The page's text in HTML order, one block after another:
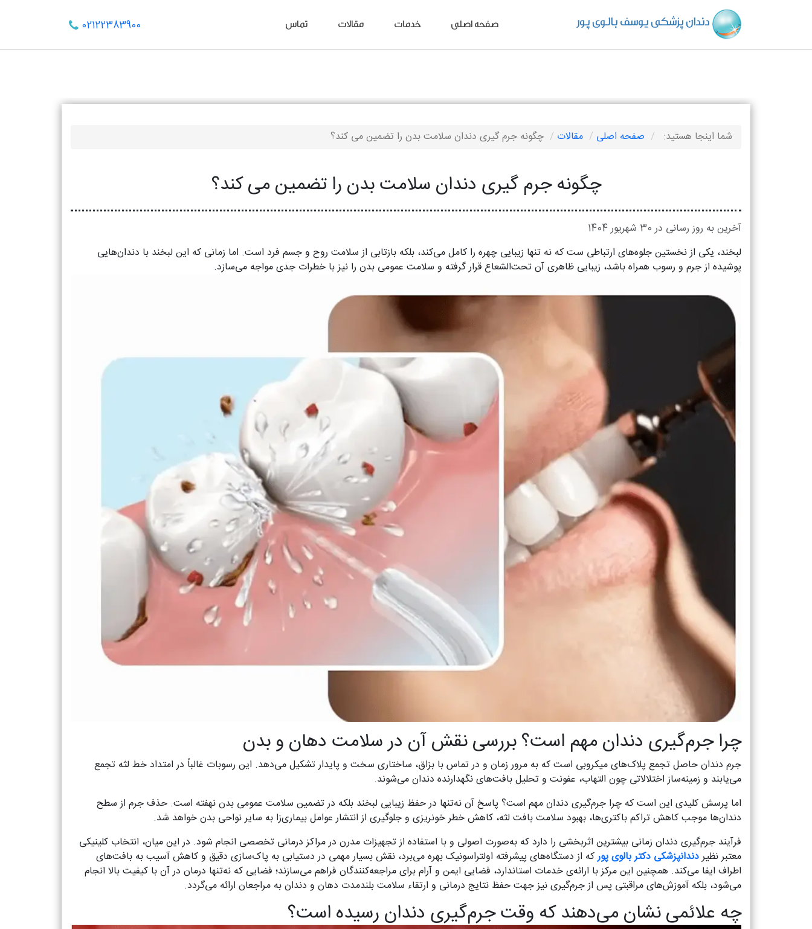
دندان پزشکی یوسف بالوی پور صفحه اصلی خدمات مقالات تماس 02122383900
شما اینجا هستید: صفحه اصلی مقالات چگونه جرم‌ گیری دندان سلامت بدن را تضمین می‌ کند؟
چگونه جرم‌ گیری دندان سلامت بدن را تضمین می‌ کند؟
آخرین به روز رسانی در 30 شهریور 1404
لبخند، یکی از نخستین جلوه‌های ارتباطی‌ ست که نه‌ تنها زیبایی چهره را کامل می‌کند، بلکه بازتابی از سلامت روح و جسم فرد است. اما زمانی که این لبخند با دندان‌هایی
پوشیده از جرم و رسوب همراه باشد، زیبایی ظاهری آن تحت‌الشعاع قرار گرفته و سلامت عمومی بدن را نیز با خطرات جدی مواجه می‌سازد.
چرا جرم‌گیری دندان مهم است؟ بررسی نقش آن در سلامت دهان و بدن
جرم دندان حاصل تجمع پلاک‌های میکروبی است که به مرور زمان و در تماس با بزاق، ساختاری سخت و پایدار تشکیل می‌دهد. این رسوبات غالباً در امتداد خط لثه تجمع
می‌یابند و زمینه‌ساز اختلالاتی چون التهاب، عفونت و تحلیل بافت‌های نگهدارنده دندان می‌شوند.
اما پرسش کلیدی این است که چرا جرم‌گیری دندان مهم است؟ پاسخ آن نه‌تنها در حفظ زیبایی لبخند بلکه در تضمین سلامت عمومی بدن نهفته است. حذف جرم از سطح
دندان‌ها موجب کاهش تراکم باکتری‌ها، بهبود سلامت بافت لثه، کاهش خطر خونریزی و جلوگیری از انتشار عوامل بیماری‌زا به سایر نواحی بدن خواهد شد.
فرآیند جرم‌گیری دندان زمانی بیشترین اثربخشی را دارد که به‌صورت اصولی و با استفاده از تجهیزات مدرن در مراکز درمانی تخصصی انجام شود. در این میان، انتخاب کلینیکی
معتبر نظیردندانپزشکی دکتر بالوی پورکه از دستگاه‌های پیشرفته اولتراسونیک بهره می‌برد، نقش بسیار مهمی در دستیابی به پاک‌سازی دقیق و کاهش آسیب به بافت‌های
اطراف ایفا می‌کند. همچنین این مرکز با ارائه‌ی خدمات استاندارد، فضایی ایمن و آرام برای مراجعه‌کنندگان فراهم می‌سازند؛ فضایی که نه‌تنها درمان در آن با کیفیت بالا انجام
می‌شود، بلکه آموزش‌های مراقبتی پس از جرم‌گیری نیز جهت حفظ نتایج درمانی و ارتقاء سلامت بلندمدت دهان و دندان به مراجعان ارائه می‌گردد.
چه علائمی نشان می‌دهند که وقت جرم‌گیری دندان رسیده است؟